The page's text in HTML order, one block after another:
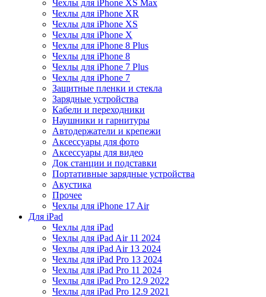
Чехлы для iPhone XS Max
Чехлы для iPhone XR
Чехлы для iPhone XS
Чехлы для iPhone X
Чехлы для iPhone 8 Plus
Чехлы для iPhone 8
Чехлы для iPhone 7 Plus
Чехлы для iPhone 7
Защитные пленки и стекла
Зарядные устройства
Кабели и переходники
Наушники и гарнитуры
Автодержатели и крепежи
Аксессуары для фото
Аксессуары для видео
Док станции и подставки
Портативные зарядные устройства
Акустика
Прочее
Чехлы для iPhone 17 Air
Для iPad
Чехлы для iPad
Чехлы для iPad Air 11 2024
Чехлы для iPad Air 13 2024
Чехлы для iPad Pro 13 2024
Чехлы для iPad Pro 11 2024
Чехлы для iPad Pro 12.9 2022
Чехлы для iPad Pro 12.9 2021